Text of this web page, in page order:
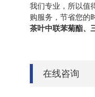
我们专业，所以值
购服务，节省您的
茶叶中联苯菊酯、
在线咨询